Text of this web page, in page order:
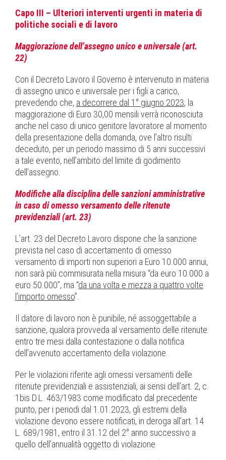
Capo III – Ulteriori interventi urgenti in materia di
politiche sociali e di lavoro
Maggiorazione dell’assegno unico e universale (art.
22)
Con il Decreto Lavoro il Governo è intervenuto in materia
di assegno unico e universale per i figli a carico,
prevedendo che, a decorrere dal 1° giugno 2023, la
maggiorazione di Euro 30,00 mensili verrà riconosciuta
anche nel caso di unico genitore lavoratore al momento
della presentazione della domanda, ove l’altro risulti
deceduto, per un periodo massimo di 5 anni successivi
a tale evento, nell’ambito del limite di godimento
dell’assegno.
Modifiche alla disciplina delle sanzioni amministrative
in caso di omesso versamento delle ritenute
previdenziali (art. 23)
L’art. 23 del Decreto Lavoro dispone che la sanzione
prevista nel caso di accertamento di omesso
versamento di importi non superiori a Euro 10.000 annui,
non sarà più commisurata nella misura “da euro 10.000 a
euro 50.000”, ma “da una volta e mezza a quattro volte
l’importo omesso”.
Il datore di lavoro non è punibile, né assoggettabile a
sanzione, qualora provveda al versamento delle ritenute
entro tre mesi dalla contestazione o dalla notifica
dell’avvenuto accertamento della violazione.
Per le violazioni riferite agli omessi versamenti delle
ritenute previdenziali e assistenziali, ai sensi dell’art. 2, c.
1bis D.L. 463/1983 come modificato dal precedente
punto, per i periodi dal 1.01.2023, gli estremi della
violazione devono essere notificati, in deroga all’art. 14
L. 689/1981, entro il 31.12 del 2° anno successivo a
quello dell’annualità oggetto di violazione